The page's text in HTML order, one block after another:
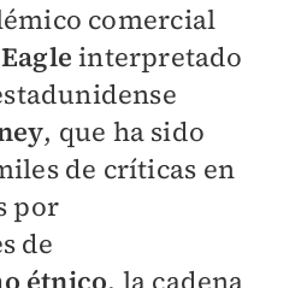
comercial
interpretado
, que ha sido
de críticas en
por
de
étnico, la cadena